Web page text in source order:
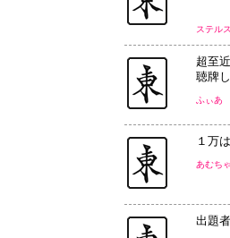
ステ
超至
聴牌
ふぃ
１万
あむ
出題